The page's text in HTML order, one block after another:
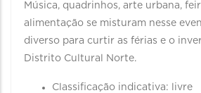
Música, quadrinhos, arte urbana,
alimentação se misturam nesse
diverso para curtir as férias e o
Distrito Cultural Norte.
Classificação indicativa: livre